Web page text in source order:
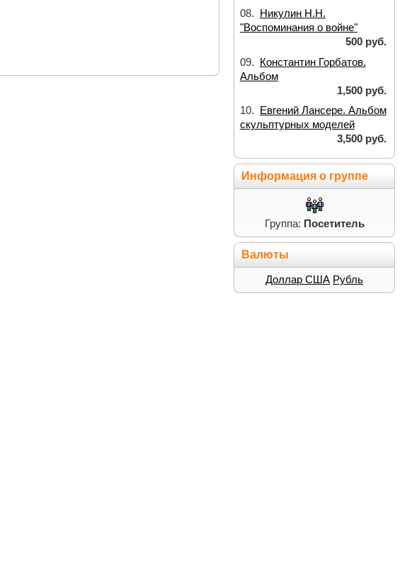
08.
Никулин Н.Н.
"Воспоминания о войне"
500 руб.
09.
Константин Горбатов.
Альбом
1,500 руб.
10.
Евгений Лансере. Альбом
скульптурных моделей
3,500 руб.
Информация о группе
Группа: Посетитель
Валюты
Доллар США Рубль